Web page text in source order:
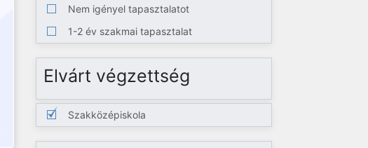
Nem igényel tapasztalatot
1-2 év szakmai tapasztalat
Elvárt végzettség
Szakközépiskola